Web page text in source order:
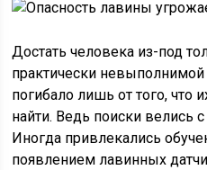
Достать человека из-под
практически
погибало лишь от того, что
найти. Ведь поиски велись
Иногда привлекались
появлением лавинных